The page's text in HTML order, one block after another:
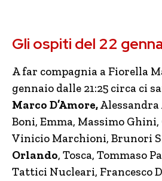
Gli ospiti del 22
A far compagnia a Fiorella
gennaio dalle 21:25 circa ci
Marco D’Amore,Alessandra
Boni, Emma, Massimo
Vinicio Marchioni, Brunori
Orlando, Tosca, Tommaso
Tattici Nucleari, Francesco